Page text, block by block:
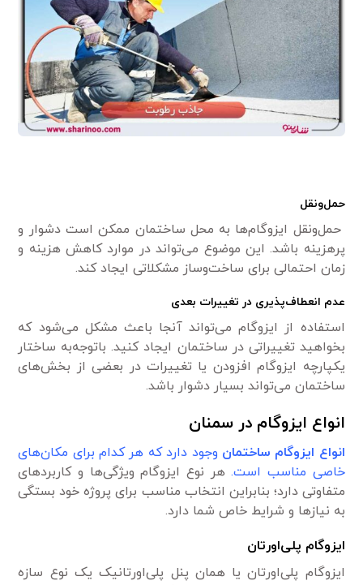
حمل‌ونقل
حمل‌ونقل ایزوگام‌ها به محل ساختمان ممکن است دشوار و
پرهزینه باشد. این موضوع می‌تواند در موارد کاهش هزینه و
زمان احتمالی برای ساخت‌وساز مشکلاتی ایجاد کند.
عدم انعطاف‌پذیری در تغییرات بعدی
استفاده از ایزوگام می‌تواند آنجا باعث مشکل می‌شود که
بخواهید تغییراتی در ساختمان ایجاد کنید. باتوجه‌به ساختار
یکپارچه ایزوگام افزودن یا تغییرات در بعضی از بخش‌های
ساختمان می‌تواند بسیار دشوار باشد.
انواع ایزوگام در سمنان
انواع ایزوگام ساختمان وجود دارد که هر کدام برای مکان‌های
خاصی مناسب است.هر نوع ایزوگام ویژگی‌ها و کاربردهای
متفاوتی دارد؛ بنابراین انتخاب مناسب برای پروژه خود بستگی
به نیازها و شرایط خاص شما دارد.
ایزوگام پلی‌اورتان
ایزوگام پلی‌اورتان یا همان پنل پلی‌اورتانیک یک نوع سازه